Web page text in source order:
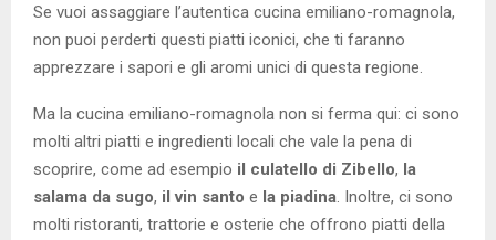
Se vuoi assaggiare l’autentica cucina emiliano-romagnola,
non puoi perderti questi piatti iconici, che ti faranno
apprezzare i sapori e gli aromi unici di questa regione.
Ma la cucina emiliano-romagnola non si ferma qui: ci sono
molti altri piatti e ingredienti locali che vale la pena di
scoprire, come ad esempio il culatello di Zibello, la
salama da sugo, il vin santo e la piadina . Inoltre, ci sono
molti ristoranti, trattorie e osterie che offrono piatti della